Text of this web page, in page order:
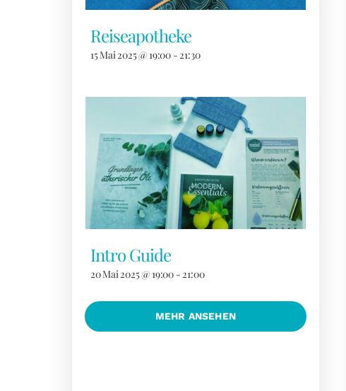
Reiseapotheke
15 Mai 2025 @ 19:00- 21:30
Intro Guide
20 Mai 2025 @ 19:00- 21:00
MEHR ANSEHEN